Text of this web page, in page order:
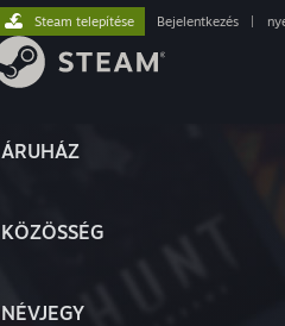
ÁRUHÁZ
KÖZÖSSÉG
NÉVJEGY
Steam telepítése Bejelentkezés